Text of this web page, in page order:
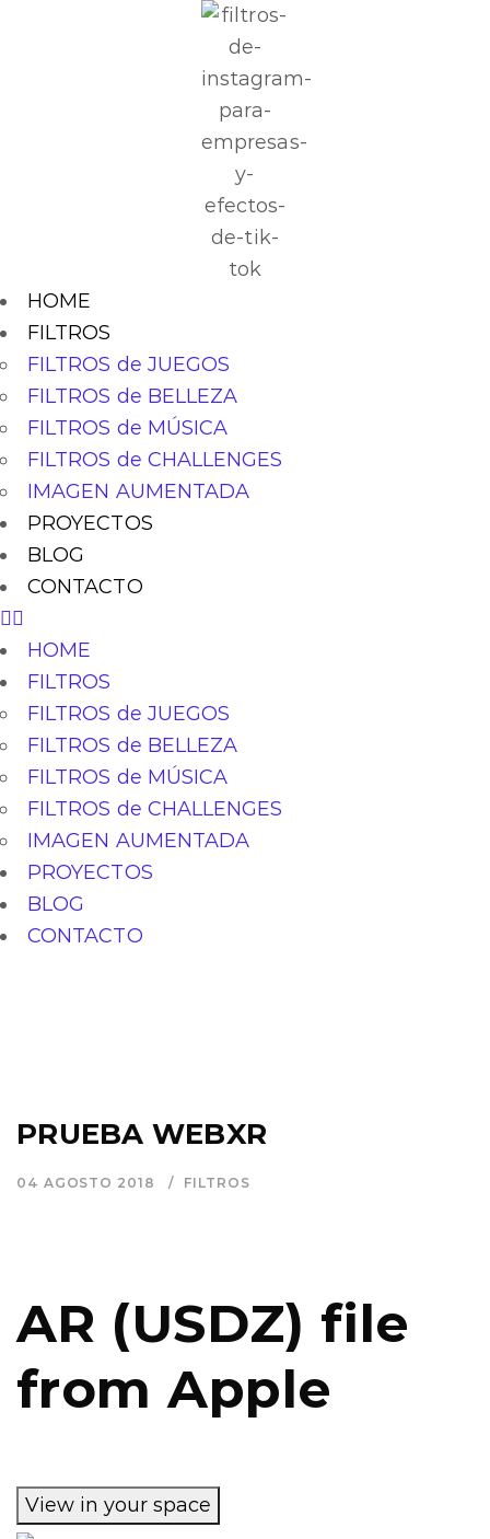
HOME
FILTROS
FILTROS de JUEGOS
FILTROS de BELLEZA
FILTROS de MÚSICA
FILTROS de CHALLENGES
IMAGEN AUMENTADA
PROYECTOS
BLOG
CONTACTO
HOME
FILTROS
FILTROS de JUEGOS
FILTROS de BELLEZA
FILTROS de MÚSICA
FILTROS de CHALLENGES
IMAGEN AUMENTADA
PROYECTOS
BLOG
CONTACTO
PRUEBA WEBXR
04 AGOSTO 2018 FILTROS
AR (USDZ) file
fromApple
View in your space